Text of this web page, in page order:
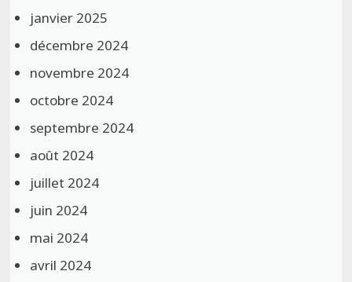
janvier 2025
décembre 2024
novembre 2024
octobre 2024
septembre 2024
août 2024
juillet 2024
juin 2024
mai 2024
avril 2024